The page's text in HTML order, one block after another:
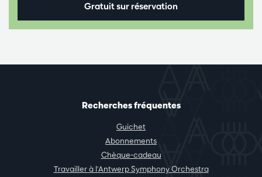
Gratuit sur réservation
Recherches fréquentes
Guichet
Abonnements
Chèque-cadeau
Travailler à l'Antwerp Symphony Orchestra